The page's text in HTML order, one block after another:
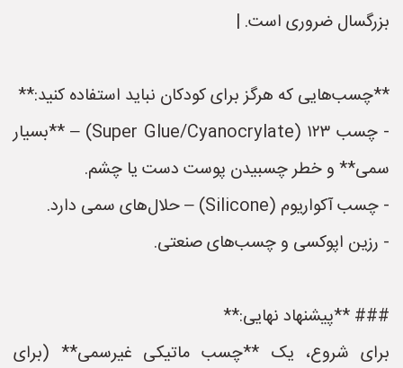
بزرگسال ضروری است. |
**چسب‌هایی که هرگز برای کودکان نباید استفاده کنید:**
- چسب ۱۲۳ (Super Glue/Cyanocrylate) – **بسیار
سمی** و خطر چسبیدن پوست دست یا چشم.
- چسب آکواریوم (Silicone) – حلال‌های سمی دارد.
- رزین اپوکسی و چسب‌های صنعتی.
### **پیشنهاد نهایی:**
برای شروع، یک **چسب ماتیکی غیرسمی** (برای